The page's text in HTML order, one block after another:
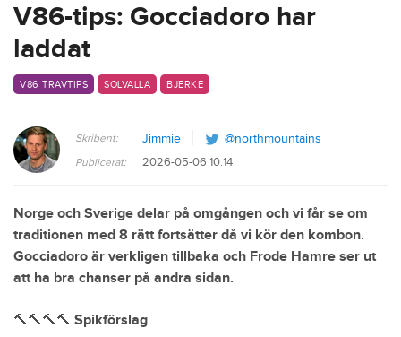
V86-tips: Gocciadoro har
laddat
V86 TRAVTIPS SOLVALLA BJERKE
Skribent: Jimmie @northmountains
Publicerat: 2026-05-06 10:14
Norge och Sverige delar på omgången och vi får se om
traditionen med 8 rätt fortsätter då vi kör den kombon.
Gocciadoro är verkligen tillbaka och Frode Hamre ser ut
att ha bra chanser på andra sidan.
🔨🔨🔨🔨 Spikförslag